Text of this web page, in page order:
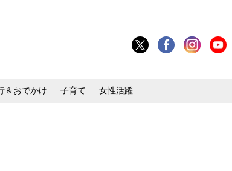
＆おでかけ 子育て 女性活躍